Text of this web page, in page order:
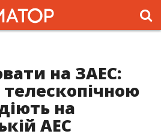
на ЗАЕС:
телескопічною
на
АЕС